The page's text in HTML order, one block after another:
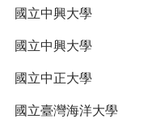
國立中興大學
國立中興大學
國立中正大學
國立臺灣海洋大學